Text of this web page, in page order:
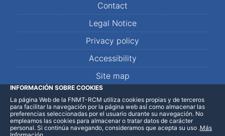
Contact
Legal Notice
Privacy policy
Accessibility
Site map
LinkedInFacebookWhatsApp
INFORMACIÓN SOBRE COOKIES
La página Web de la FNMT-RCM utiliza cookies propias y de terceros
para facilitar la navegación por la página web así como almacenar las
preferencias seleccionadas por el usuario durante su navegación. No
empleamos las cookies para almacenar o tratar datos de carácter
personal. Si continúa navegando, consideramos que acepta su uso .Más